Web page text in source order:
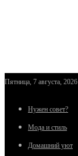
Пятница, 7 августа, 2026
Нужен совет?
Мода и стиль
Домашний уют